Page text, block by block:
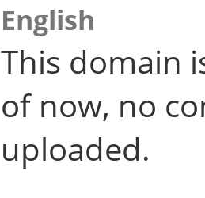
English
This domain
of now, no
uploaded.